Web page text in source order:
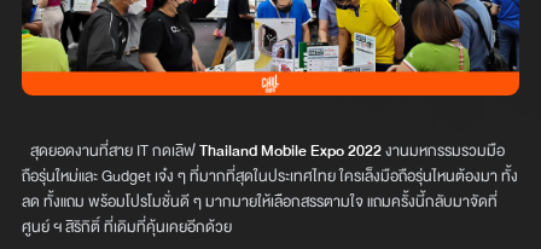
สุดยอดงานที่สาย IT กดเลิฟThailand Mobile Expo 2022งานมหกรรมรวมมือ
ถือรุ่นใหม่และ Gudget เจ๋ง ๆ ที่มากที่สุดในประเทศไทย ใครเล็งมือถือรุ่นไหนต้องมา ทั้ง
ลด ทั้งแถม พร้อมโปรโมชั่นดี ๆ มากมายให้เลือกสรรตามใจ แถมครั้งนี้กลับมาจัดที่
ศูนย์ ฯ สิริกิติ์ ที่เดิมที่คุ้นเคยอีกด้วย